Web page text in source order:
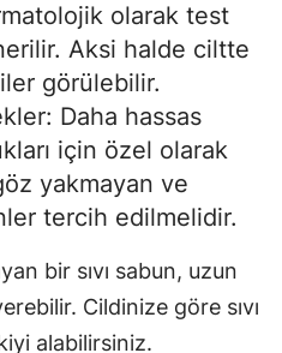
olarak test
Aksi halde ciltte
görülebilir.
Daha hassas
için özel olarak
yakmayan ve
tercih edilmelidir.
bir sıvı sabun, uzun
Cildinize göre sıvı
alabilirsiniz.